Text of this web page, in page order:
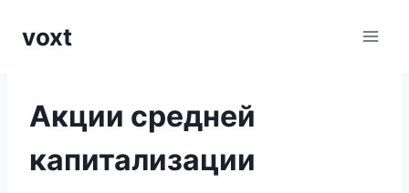
voxt
Акции средней
капитализации